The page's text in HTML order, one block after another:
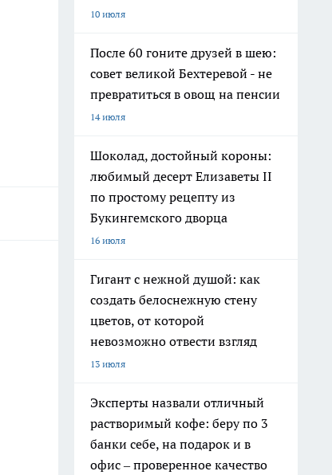
10 июля
После 60 гоните друзей в шею:
совет великой Бехтеревой - не
превратиться в овощ на пенсии
14 июля
Шоколад, достойный короны:
любимый десерт Елизаветы II
по простому рецепту из
Букингемского дворца
16 июля
Гигант с нежной душой: как
создать белоснежную стену
цветов, от которой
невозможно отвести взгляд
13 июля
Эксперты назвали отличный
растворимый кофе: беру по 3
банки себе, на подарок и в
офис – проверенное качество